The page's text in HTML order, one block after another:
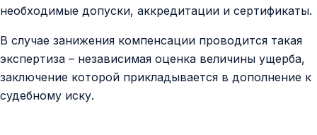
необходимые допуски, аккредитации и сертификаты.
В случае занижения компенсации проводится такая
экспертиза – независимая оценка величины ущерба,
заключение которой прикладывается в дополнение к
судебному иску.